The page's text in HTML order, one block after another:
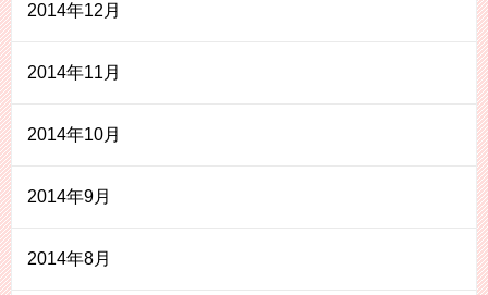
2014年12月
2014年11月
2014年10月
2014年9月
2014年8月